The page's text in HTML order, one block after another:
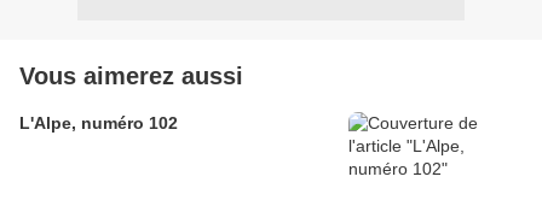
Vous aimerez aussi
L'Alpe, numéro 102